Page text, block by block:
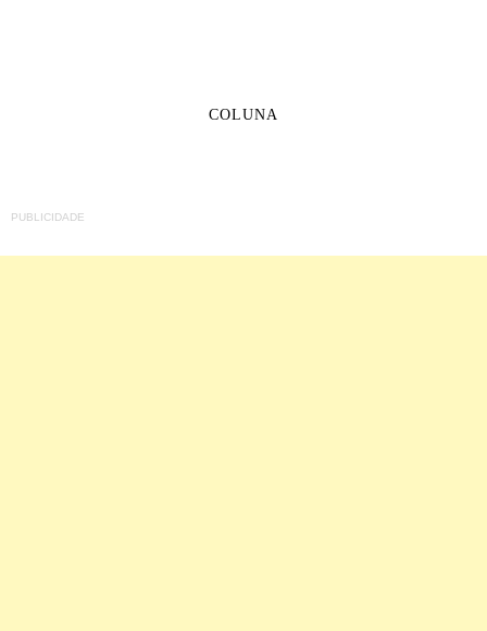
COLUNA
PUBLICIDADE